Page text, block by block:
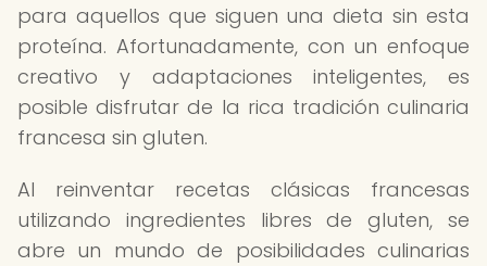
para aquellos que siguen una dieta sin esta
proteína. Afortunadamente, con un enfoque
creativo y adaptaciones inteligentes, es
posible disfrutar de la rica tradición culinaria
francesa sin gluten.
Al reinventar recetas clásicas francesas
utilizando ingredientes libres de gluten, se
abre un mundo de posibilidades culinarias